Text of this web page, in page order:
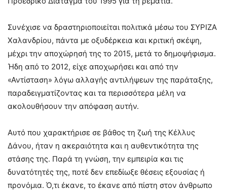
Συνέχισε να δραστηριοποιείται πολιτικά μέσω του ΣΥΡΙΖΑ
Χαλανδρίου, πάντα με οξυδέρκεια και κριτική σκέψη,
μέχρι την αποχώρησή της το 2015, μετά το δημοψήφισμα.
Ήδη από το 2012, είχε αποχωρήσει και από την
«Αντίσταση» λόγω αλλαγής αντιλήψεων της παράταξης,
παραδειγματίζοντας και τα περισσότερα μέλη να
ακολουθήσουν την απόφαση αυτήν.
Αυτό που χαρακτήρισε σε βάθος τη ζωή της Κέλλυς
Δάνου, ήταν η ακεραιότητα και η αυθεντικότητα της
στάσης της. Παρά τη γνώση, την εμπειρία και τις
δυνατότητές της, ποτέ δεν επεδίωξε θέσεις εξουσίας ή
προνόμια. Ό,τι έκανε, το έκανε από πίστη στον άνθρωπο